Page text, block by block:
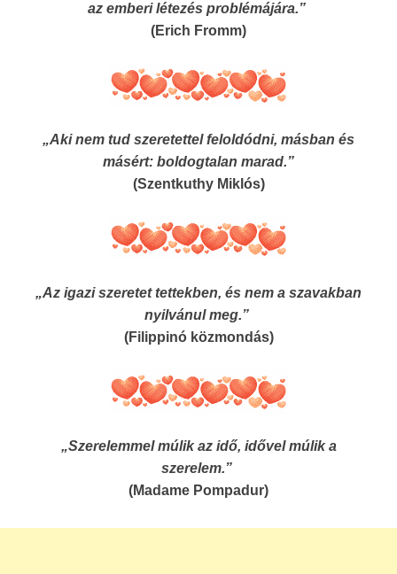
az emberi létezés problémájára.”
(Erich Fromm)
„Aki nem tud szeretettel feloldódni, másban és
másért: boldogtalan marad.”
(Szentkuthy Miklós)
„Az igazi szeretet tettekben, és nem a szavakban
nyilvánul meg.”
(Filippinó közmondás)
„Szerelemmel múlik az idő, idővel múlik a
szerelem.”
(Madame Pompadur)